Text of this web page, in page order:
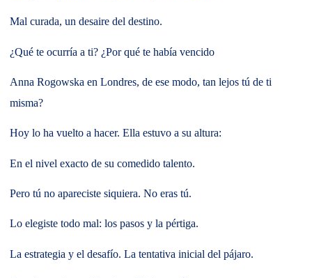
Mal curada, un desaire del destino.
¿Qué te ocurría a ti? ¿Por qué te había vencido
Anna Rogowska en Londres, de ese modo, tan lejos tú de ti
misma?
Hoy lo ha vuelto a hacer. Ella estuvo a su altura:
En el nivel exacto de su comedido talento.
Pero tú no apareciste siquiera. No eras tú.
Lo elegiste todo mal: los pasos y la pértiga.
La estrategia y el desafío. La tentativa inicial del pájaro.